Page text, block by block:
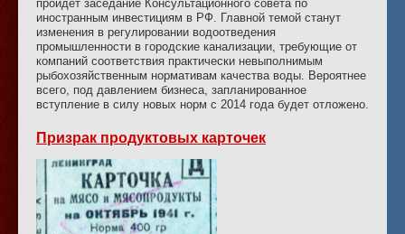
пройдет заседание Консультационного совета по
иностранным инвестициям в РФ. Главной темой станут
изменения в регулировании водоотведения
промышленности в городские канализации, требующие от
компаний соответствия практически невыполнимым
рыбохозяйственным нормативам качества воды. Вероятнее
всего, под давлением бизнеса, запланированное
вступление в силу новых норм с 2014 года будет отложено.
Призрак продуктовых карточек